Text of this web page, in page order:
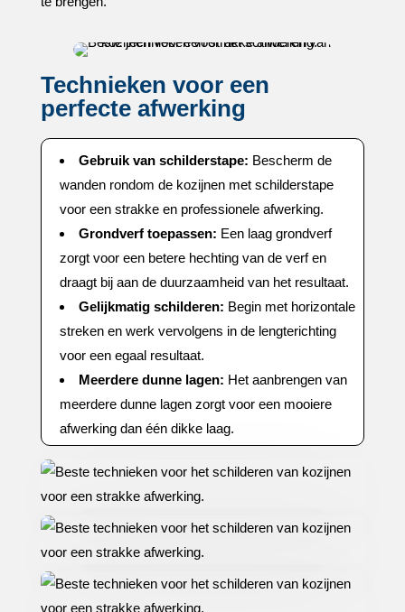
Technieken voor een
perfecte afwerking
Gebruik van schilderstape: Bescherm de
wanden rondom de kozijnen met schilderstape
voor een strakke en professionele afwerking.​
Grondverf toepassen: Een laag grondverf
zorgt voor een betere hechting van de verf en
draagt bij aan de duurzaamheid van het resultaat.​
Gelijkmatig schilderen: Begin met horizontale
streken en werk vervolgens in de lengterichting
voor een egaal resultaat.​
Meerdere dunne lagen: Het aanbrengen van
meerdere dunne lagen zorgt voor een mooiere
afwerking dan één dikke laag.​